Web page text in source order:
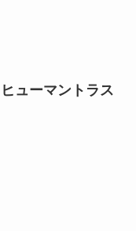
ューマントラス